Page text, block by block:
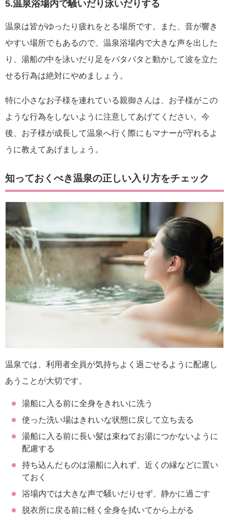
5.温泉浴場内で騒いだり泳いだりする
温泉は皆がゆったり疲れをとる場所です。また、音が響き
やすい場所でもあるので、温泉浴場内で大きな声を出した
り、湯船の中を泳いだり足をバタバタと動かして波を立た
せる行為は絶対にやめましょう。
特に小さなお子様を連れている親御さんは、お子様がこの
ような行為をしないように注意してあげてください。今
後、お子様が成長して温泉へ行く際にもマナーが守れるよ
うに教えてあげましょう。
知っておくべき温泉の正しい入り方をチェック
温泉では、利用者全員が気持ちよく過ごせるように配慮し
あうことが大切です。
湯船に入る前に全身をきれいに洗う
使った洗い場はきれいな状態に戻して立ち去る
湯船に入る前に長い髪は束ねてお湯につかないように
配慮する
持ち込んだものは湯船に入れず、近くの縁などに置い
ておく
浴場内では大きな声で騒いだりせず、静かに過ごす
脱衣所に戻る前に軽く全身を拭いてから上がる